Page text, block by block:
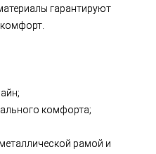
гарантируют
комфорта;
рамой и